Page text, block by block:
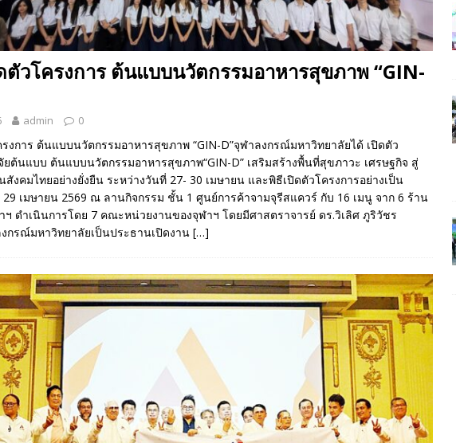
ตัวโครงการ ต้นแบบนวัตกรรมอาหารสุขภาพ “GIN-
admin 0
งการ ต้นแบบนวัตกรรมอาหารสุขภาพ “GIN-D”จุฬาลงกรณ์มหาวิทยาลัยได้ เปิดตัว
ยต้นแบบ ต้นแบบนวัตกรรมอาหารสุขภาพ“GIN-D” เสริมสร้างพื้นที่สุขภาวะ เศรษฐกิจ สู่
สังคมไทยอย่างยั่งยืน ระหว่างวันที่ 27- 30 เมษายน และพิธีเปิดตัวโครงการอย่างเป็น
เมษายน 2569 ณ ลานกิจกรรม ชั้น 1 ศูนย์การค้าจามจุรีสแควร์ กับ 16 เมนู จาก 6 ร้าน
ดำเนินการโดย 7 คณะหน่วยงานของจุฬาฯ​ โดยมีศาสตราจารย์ ดร.วิเลิศ ภูริวัชร
กรณ์มหาวิทยาลัยเป็นประธานเปิดงาน […]